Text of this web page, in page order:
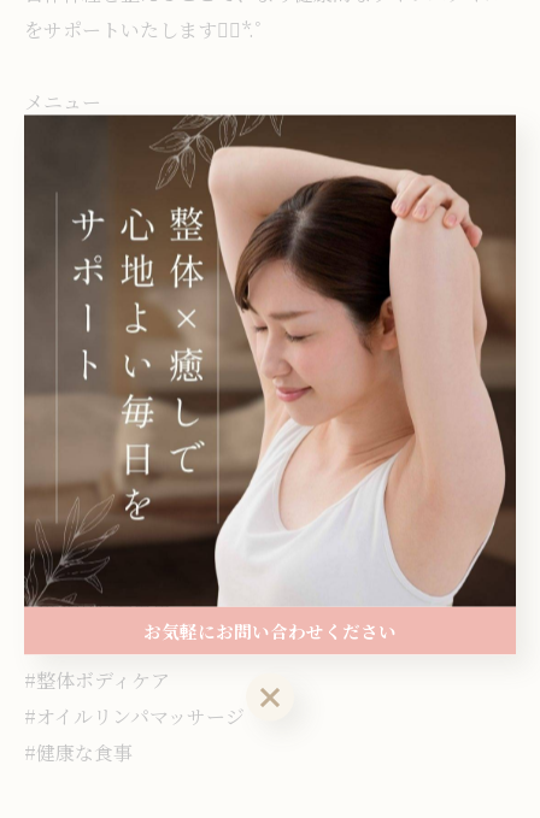
をサポートいたします❁⃘*.ﾟ
メニュー
整体ボディケア/もみほぐし/産後骨盤ケア/マタニティボ
ディケア/オイルリンパマッサージ/整体オイルリンパマッ
サージ/アロマオイルトリートメント/小顔矯正/ドライヘ
ッドスパ/足裏フットオイルマッサージ/足つぼオイルケア
皆様のご来店心よりお待ちしております🦋.*･ﾟ
※ご予約等は、お電話は出れない場合がございます。
DM、ウェブサイトから当店ホームページ(Instagramプ
ロフィールにも記載)からのご予約も承っております。
《HPからご予約をクリックして頂くと当店ホットペッパ
ービューティー画面へ。》
#和歌山県岩出市
#リラクゼーションサロン
#整体ボディケア
#オイルリンパマッサージ
#健康な食事
お気軽にお問い合わせください
お気軽にお問い合わせください